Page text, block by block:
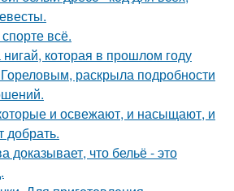
всё.
которая в прошлом году
раскрыла подробности
и освежают, и насыщают, и
добрать.
доказывает, что бельё - это